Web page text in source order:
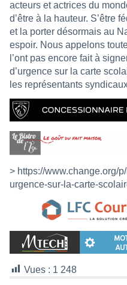
acteurs et actrices du
d’être à la hauteur. S’être
et la porter désormais au
espoir. Nous appelons
l’ont pas encore fait à
d’urgence sur la carte
les représentants
> https://www.change.org/
urgence-sur-la-carte-
Vues : 1 248